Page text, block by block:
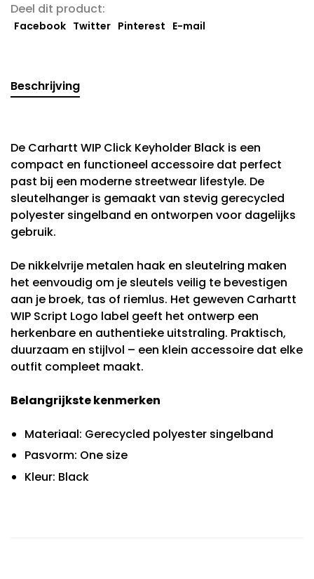
Deel dit product:
Facebook Twitter Pinterest E-mail
Beschrijving
De Carhartt WIP Click Keyholder Black is een
compact en functioneel accessoire dat perfect
past bij een moderne streetwear lifestyle. De
sleutelhanger is gemaakt van stevig gerecycled
polyester singelband en ontworpen voor dagelijks
gebruik.
De nikkelvrije metalen haak en sleutelring maken
het eenvoudig om je sleutels veilig te bevestigen
aan je broek, tas of riemlus. Het geweven Carhartt
WIP Script Logo label geeft het ontwerp een
herkenbare en authentieke uitstraling. Praktisch,
duurzaam en stijlvol – een klein accessoire dat elke
outfit compleet maakt.
Belangrijkste kenmerken
Materiaal: Gerecycled polyester singelband
Pasvorm: One size
Kleur: Black